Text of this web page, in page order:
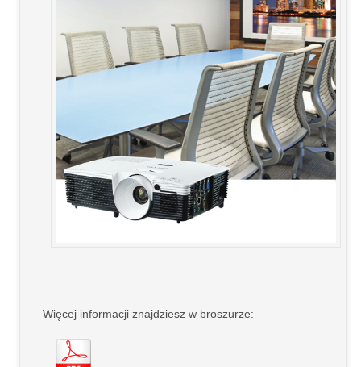
Więcej informacji znajdziesz w broszurze: